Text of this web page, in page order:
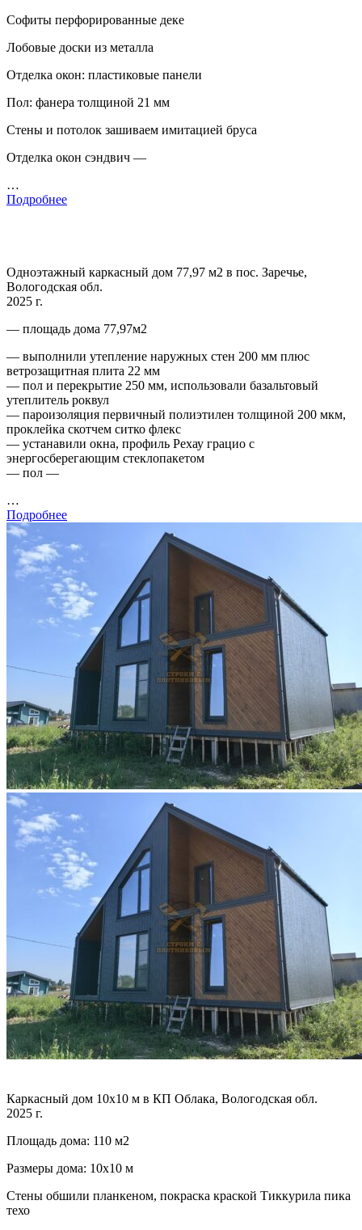
Софиты перфорированные деке
Лобовые доски из металла
Отделка окон: пластиковые панели
Пол: фанера толщиной 21 мм
Стены и потолок зашиваем имитацией бруса
Отделка окон сэндвич —
…
Подробнее
Одноэтажный каркасный дом 77,97 м2 в пос. Заречье,
Вологодская обл.
2025 г.
— площадь дома 77,97м2
— выполнили утепление наружных стен 200 мм плюс
ветрозащитная плита 22 мм
— пол и перекрытие 250 мм, использовали базальтовый
утеплитель роквул
— пароизоляция первичный полиэтилен толщиной 200 мкм,
проклейка скотчем ситко флекс
— устанавили окна, профиль Рехау грацио с
энергосберегающим стеклопакетом
— пол —
…
Подробнее
Каркасный дом 10х10 м в КП Облака, Вологодская обл.
2025 г.
Площадь дома: 110 м2
Размеры дома: 10х10 м
Стены обшили планкеном, покраска краской Тиккурила пика
техо